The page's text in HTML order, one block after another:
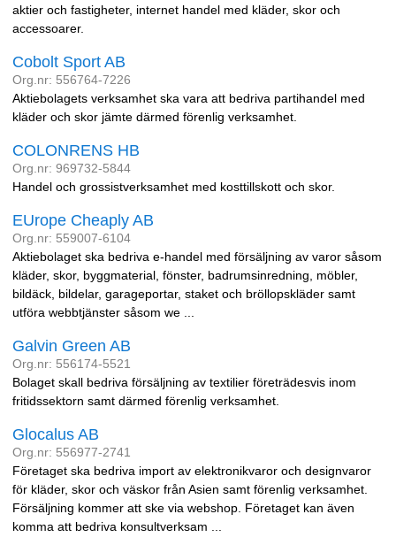
aktier och fastigheter, internet handel med kläder, skor och
accessoarer.
Cobolt Sport AB
Org.nr: 556764-7226
Aktiebolagets verksamhet ska vara att bedriva partihandel med
kläder och skor jämte därmed förenlig verksamhet.
COLONRENS HB
Org.nr: 969732-5844
Handel och grossistverksamhet med kosttillskott och skor.
EUrope Cheaply AB
Org.nr: 559007-6104
Aktiebolaget ska bedriva e-handel med försäljning av varor såsom
kläder, skor, byggmaterial, fönster, badrumsinredning, möbler,
bildäck, bildelar, garageportar, staket och bröllopskläder samt
utföra webbtjänster såsom we ...
Galvin Green AB
Org.nr: 556174-5521
Bolaget skall bedriva försäljning av textilier företrädesvis inom
fritidssektorn samt därmed förenlig verksamhet.
Glocalus AB
Org.nr: 556977-2741
Företaget ska bedriva import av elektronikvaror och designvaror
för kläder, skor och väskor från Asien samt förenlig verksamhet.
Försäljning kommer att ske via webshop. Företaget kan även
komma att bedriva konsultverksam ...